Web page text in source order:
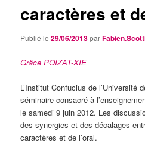
caractères et
Publié le29/06/2013par
Grâce POIZAT-XIE
L’Institut Confucius de l’Université
séminaire consacré à
le samedi 9 juin 2012. Les
des synergies et des décalages
caractères et de l’oral.